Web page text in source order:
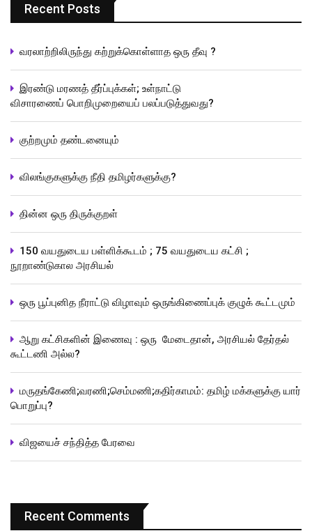
Recent Posts
வரலாற்றிலிருந்து கற்றுக்கொள்ளாத ஒரு தீவு ?
இரண்டு மரணத் தீர்ப்புக்கள்; உள்நாட்டு
விசாரணைப் பொறிமுறையைப் பலப்படுத்துவது?
குற்றமும் தண்டனையும்
விலங்குகளுக்கு நீதி தமிழர்களுக்கு?
தின்ன ஒரு திருக்குறள்
150 வயதுடைய பள்ளிக்கூடம் ; 75 வயதுடைய கட்சி ;
நூறாண்டுகால அரசியல்
ஒரு பூப்புனித நீராட்டு விழாவும் ஒருங்கிணைப்புக் குழுக் கூட்டமும்
ஆறு கட்சிகளின் இணைவு : ஒரு மேடைதான், அரசியல் தேர்தல்
கூட்டணி அல்ல?
மருதங்கேணி;வரணி;செம்மணி;கதிர்காமம்: தமிழ் மக்களுக்கு யார்
பொறுப்பு?
விஜயைச் சந்தித்த பேரவை
Recent Comments